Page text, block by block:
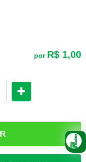
por R$ 1,00